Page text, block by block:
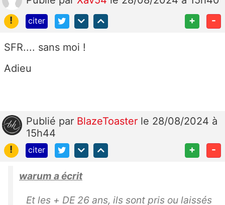
!
citer + -
SFR.... sans moi !
Adieu
Publié par BlazeToaster le 28/08/2024 à
15h44
!
citer + -
warum a écrit
Et les + DE 26 ans, ils sont pris ou laissés